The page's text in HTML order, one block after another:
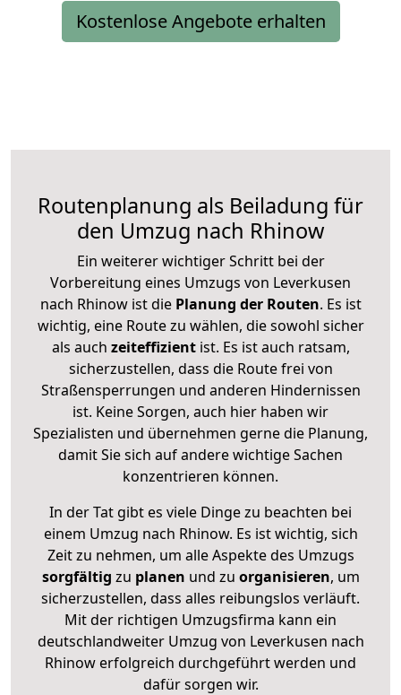
Kostenlose Angebote erhalten
Routenplanung als Beiladung für
den Umzug nach Rhinow
Ein weiterer wichtiger Schritt bei der
Vorbereitung eines Umzugs von Leverkusen
nach Rhinow ist diePlanung der Routen. Es ist
wichtig, eine Route zu wählen, die sowohl sicher
als auch zeiteffizientist. Es ist auch ratsam,
sicherzustellen, dass die Route frei von
Straßensperrungen und anderen Hindernissen
ist. Keine Sorgen, auch hier haben wir
Spezialisten und übernehmen gerne die Planung,
damit Sie sich auf andere wichtige Sachen
konzentrieren können.
In der Tat gibt es viele Dinge zu beachten bei
einem Umzug nach Rhinow. Es ist wichtig, sich
Zeit zu nehmen, um alle Aspekte des Umzugs
sorgfältig zu planen und zu organisieren, um
sicherzustellen, dass alles reibungslos verläuft.
Mit der richtigen Umzugsfirma kann ein
deutschlandweiter Umzug von Leverkusen nach
Rhinow erfolgreich durchgeführt werden und
dafür sorgen wir.